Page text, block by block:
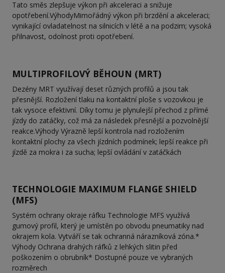
Tato směs zlepšuje výkon při akceleraci a snižuje
opotřebení.VýhodyMimořádný výkon při brzdění a akceleraci;
vynikající ovladatelnost na silnicích v létě a na podzim; vysoká
přilnavost, odolnost proti opotřebení.
MULTIPROFILOVÝ BĚHOUN (MRT)
Dezény MRT využívají deset různých profilů a jsou tak
přesnější. Rozložení tlaku na kontaktní ploše s vozovkou je
tak vysoce efektivní. Díky tomu je plynulejší přechod z přímé
jízdy do zatáčky, což má za následek přesnější a pozvolnější
reakce.Výhody Výrazně lepší kontrola nad rozložením
kontaktní plochy za všech jízdních podmínek; lepší reakce při
jízdě za mokra i za sucha; lepší ovládání v zatáčkách
TECHNOLOGIE MAXIMUM FLANGE SHIELD
(MFS)
Systém ochrany okraje ráfku Technologie MFS využívá
gumový profil, který je umístěn po obvodu pneumatiky nad
okrajem kola. Vytváří se tak ochranná nárazníková zóna.*
Výhody Ochrana drahých ráfků z lehkých slitin před
poškozením o obrubník* Dostupné pouze ve vybraných
rozměrech